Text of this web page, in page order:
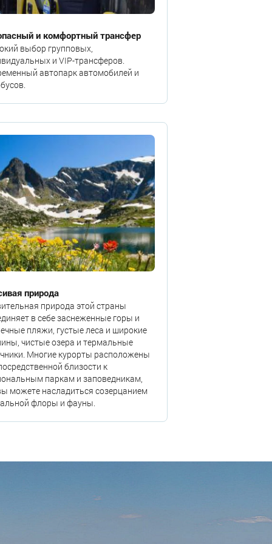
и комфортный трансфер
выбор групповых,
и VIP-трансферов.
автопарк автомобилей и
природа
природа этой страны
в себе заснеженные горы и
пляжи, густые леса и широкие
чистые озера и термальные
Многие курорты расположены
близости к
паркам и заповедникам,
можете насладиться созерцанием
флоры и фауны.